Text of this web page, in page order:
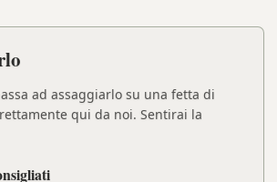
ad assaggiarlo su una fetta di
qui da noi. Sentirai la